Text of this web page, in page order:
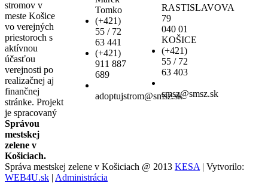
stromov v
meste Košice
vo verejných
priestoroch s
aktívnou
účasťou
verejnosti po
realizačnej aj
finančnej
stránke. Projekt
je spracovaný
Správou
mestskej
zelene v
Košiciach.
Tomko
(+421)
55 / 72
63 441
(+421)
911 887
689
adoptujstrom@smsz.sk
RASTISLAVOVA
79
040 01
KOŠICE
(+421)
55 / 72
63 403
smsz@smsz.sk
Správa mestskej zelene v Košiciach @ 2013 KESA | Vytvorilo:
WEB4U.sk | Administrácia